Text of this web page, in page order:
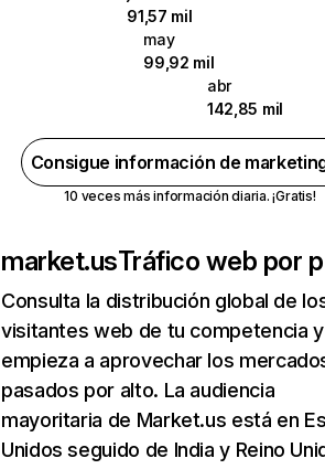
91,57 mil
may
99,92 mil
abr
142,85 mil
Consigue información de
10 veces más información diaria. ¡Gratis!
market.usTráfico web por
Consulta la distribución global de
visitantes web de tu competencia y
empieza a aprovechar los
pasados por alto. La audiencia
mayoritaria de Market.us está en
Unidos seguido de India y Reino